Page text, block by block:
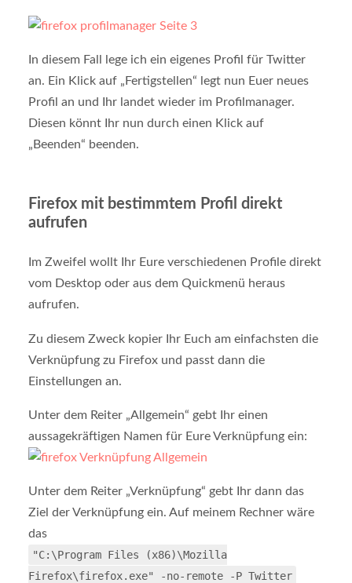
In diesem Fall lege ich ein eigenes Profil für Twitter
an. Ein Klick auf „Fertigstellen“ legt nun Euer neues
Profil an und Ihr landet wieder im Profilmanager.
Diesen könnt Ihr nun durch einen Klick auf
„Beenden“ beenden.
Firefox mit bestimmtem Profil direkt
aufrufen
Im Zweifel wollt Ihr Eure verschiedenen Profile direkt
vom Desktop oder aus dem Quickmenü heraus
aufrufen.
Zu diesem Zweck kopier Ihr Euch am einfachsten die
Verknüpfung zu Firefox und passt dann die
Einstellungen an.
Unter dem Reiter „Allgemein“ gebt Ihr einen
aussagekräftigen Namen für Eure Verknüpfung ein:
Unter dem Reiter „Verknüpfung“ gebt Ihr dann das
Ziel der Verknüpfung ein. Auf meinem Rechner wäre
das
"C:\Program Files (x86)\Mozilla
Firefox\firefox.exe" -no-remote -P Twitter